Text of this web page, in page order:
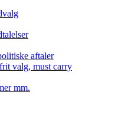
aftaler
valg, must carry
mm.